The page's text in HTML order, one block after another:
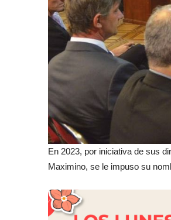
En 2023, por iniciativa de sus
Maximino, se le impuso su